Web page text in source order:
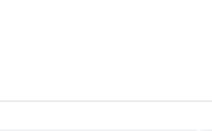
の実現に取り組んでまいります。